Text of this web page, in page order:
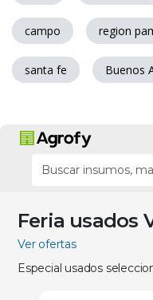
campo region
santa fe Buenos
Feria usados
Ver ofertas
Especial usados